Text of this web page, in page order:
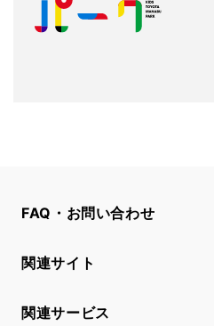
FAQ・お問い合わせ
関連サイト
関連サービス